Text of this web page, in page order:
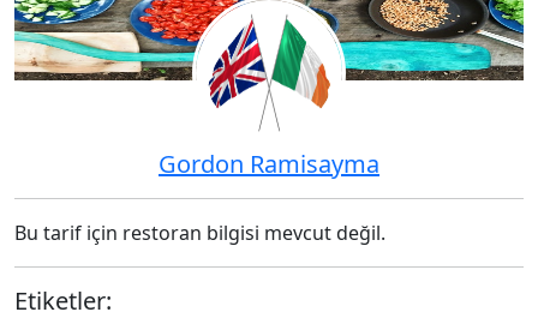
Gordon Ramisayma
Bu tarif için restoran bilgisi mevcut değil.
Etiketler: